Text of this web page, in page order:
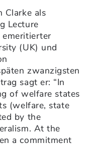
Clarke als
Lecture
(UK) und
zwanzigsten
sagt er: “In
of welfare states
(welfare, state
by the
At the
a commitment